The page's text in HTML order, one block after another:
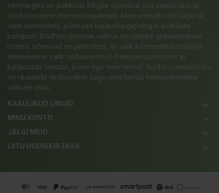
eesmärgiks on pakkuda kõigile võimalust osa saada öko-ja
loodustoodete imelisest maailmast. Meie eeliseks on väga lai
valik ökotooteid, põnevad kaubamärgid ning e-poe kiire
transport. Bio4You ökopoe valikus on näiteks gluteenivabad
tooted, põnevad vegantooted, lai valik kosmeetikatooteid ja
mitmekesine valik toidulisandeid. Pakume tooteid mis ei
kahjustada loodust, loomi ega meie tervist. Bio4You missiooniks
on rikastada ökotoodete turgu ning harida inimesi tervislike
valikute osas.
KASULIKUD LINGID
keyboard_arrow_down
MINU KONTO keyboard_arrow_down
JÄLGI MEID keyboard_arrow_down
LIITU UUDISKIRJAGA keyboard_arrow_down